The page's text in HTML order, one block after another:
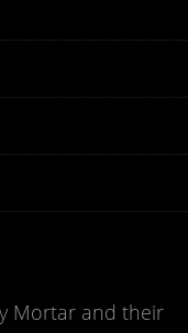
Mortar and their